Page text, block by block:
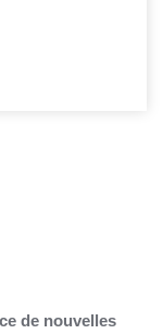
de nouvelles